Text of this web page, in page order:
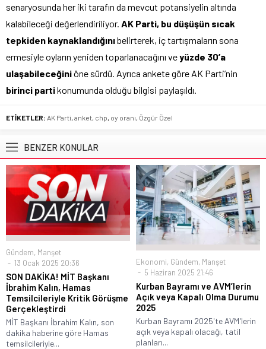
senaryosunda her iki tarafın da mevcut potansiyelin altında
kalabileceği değerlendiriliyor. AK Parti, bu düşüşün sıcak
tepkiden kaynaklandığınıbelirterek, iç tartışmaların sona
ermesiyle oyların yeniden toparlanacağını veyüzde 30’a
ulaşabileceğiniöne sürdü. Ayrıca ankete göre AK Parti’nin
birinci partikonumunda olduğu bilgisi paylaşıldı.
ETİKETLER: AK Parti, anket, chp, oy oranı, Özgür Özel
BENZER KONULAR
Gündem, Manşet
13 Ocak 2025 20:36
SON DAKİKA! MİT Başkanı
İbrahim Kalın, Hamas
Temsilcileriyle Kritik Görüşme
Gerçekleştirdi
MİT Başkanı İbrahim Kalın, son
dakika haberine göre Hamas
temsilcileriyle...
Ekonomi, Gündem, Manşet
5 Haziran 2025 21:46
Kurban Bayramı ve AVM’lerin
Açık veya Kapalı Olma Durumu
2025
Kurban Bayramı 2025'te AVM'lerin
açık veya kapalı olacağı, tatil
planları...